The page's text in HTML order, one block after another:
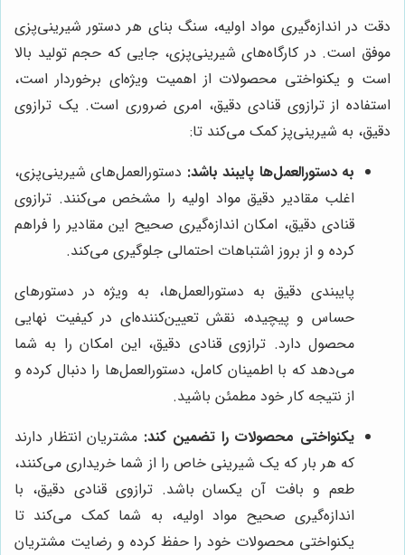
دقت در اندازه‌گیری مواد اولیه، سنگ بنای هر دستور شیرینی‌پزی
موفق است. در کارگاه‌های شیرینی‌پزی، جایی که حجم تولید بالا
است و یکنواختی محصولات از اهمیت ویژه‌ای برخوردار است،
استفاده از ترازوی قنادی دقیق، امری ضروری است. یک ترازوی
دقیق، به شیرینی‌پز کمک می‌کند تا:
به دستورالعمل‌ها پایبند باشد: دستورالعمل‌های شیرینی‌پزی،
اغلب مقادیر دقیق مواد اولیه را مشخص می‌کنند. ترازوی
قنادی دقیق، امکان اندازه‌گیری صحیح این مقادیر را فراهم
کرده و از بروز اشتباهات احتمالی جلوگیری می‌کند.
پایبندی دقیق به دستورالعمل‌ها، به ویژه در دستورهای
حساس و پیچیده، نقش تعیین‌کننده‌ای در کیفیت نهایی
محصول دارد. ترازوی قنادی دقیق، این امکان را به شما
می‌دهد که با اطمینان کامل، دستورالعمل‌ها را دنبال کرده و
از نتیجه کار خود مطمئن باشید.
یکنواختی محصولات را تضمین کند: مشتریان انتظار دارند
که هر بار که یک شیرینی خاص را از شما خریداری می‌کنند،
طعم و بافت آن یکسان باشد. ترازوی قنادی دقیق، با
اندازه‌گیری صحیح مواد اولیه، به شما کمک می‌کند تا
یکنواختی محصولات خود را حفظ کرده و رضایت مشتریان